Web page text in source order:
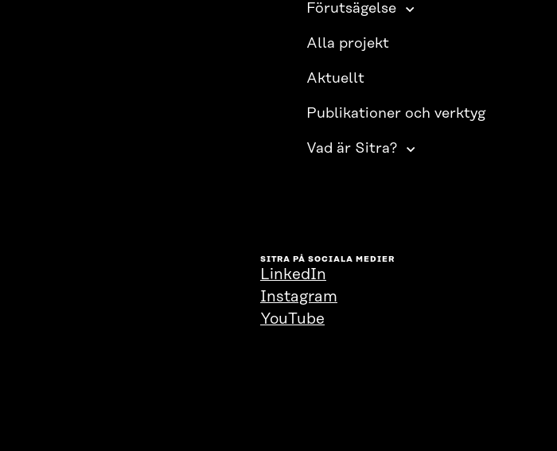
Förutsägelse
Alla projekt
Aktuellt
Publikationer och verktyg
Vad är Sitra?
SITRA PÅ SOCIALA MEDIER
LinkedIn
Instagram
YouTube